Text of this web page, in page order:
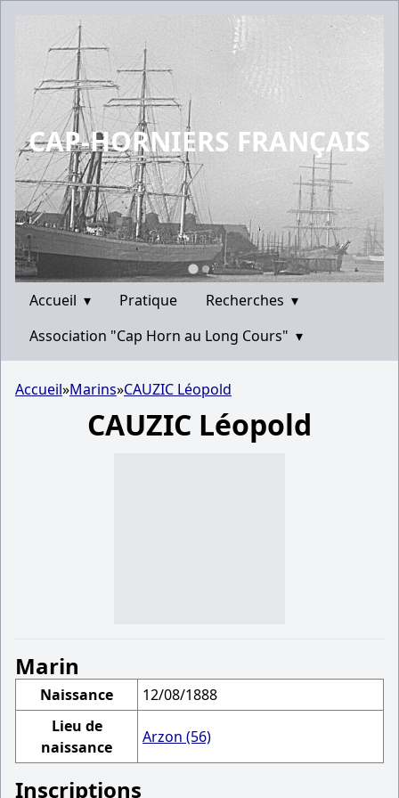
CAP-HORNIERS FRANÇAIS
Accueil ▾ Pratique Recherches ▾
Association "Cap Horn au Long Cours" ▾
Accueil»Marins»CAUZIC Léopold
CAUZIC Léopold
Marin
Naissance
12/08/1888
Lieu de
naissance
Arzon (56)
Inscriptions